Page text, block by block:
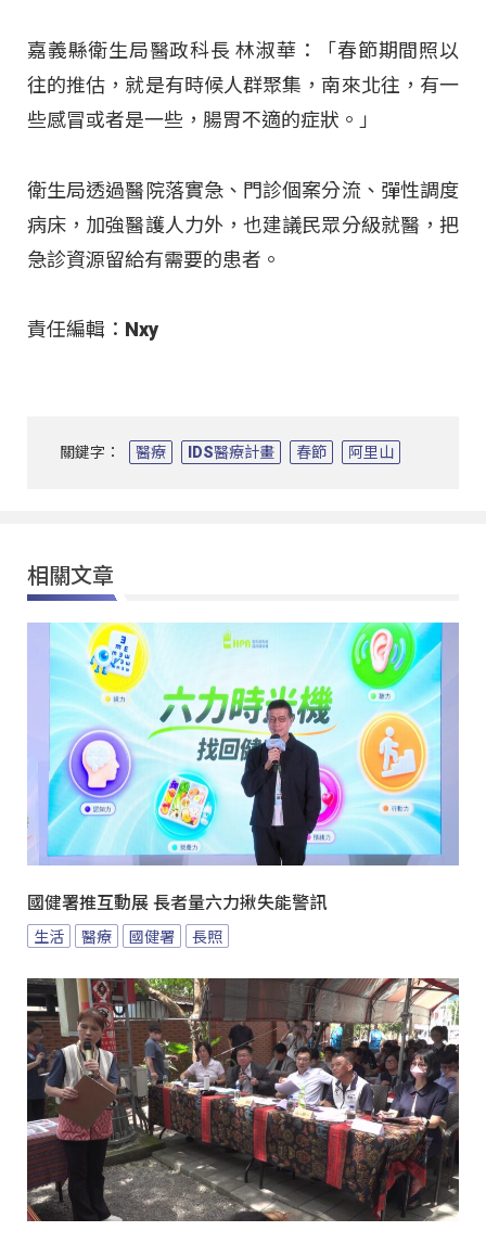
嘉義縣衛生局醫政科長 林淑華：「春節期間照以
往的推估，就是有時候人群聚集，南來北往，有一
些感冒或者是一些，腸胃不適的症狀。」
衛生局透過醫院落實急、門診個案分流、彈性調度
病床，加強醫護人力外，也建議民眾分級就醫，把
急診資源留給有需要的患者。
責任編輯：Nxy
關鍵字： 醫療 IDS醫療計畫 春節 阿里山
相關文章
國健署推互動展 長者量六力揪失能警訊
生活 醫療 國健署 長照